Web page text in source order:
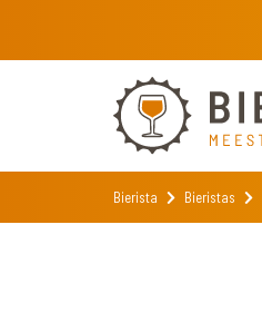
Bierista Bieristas